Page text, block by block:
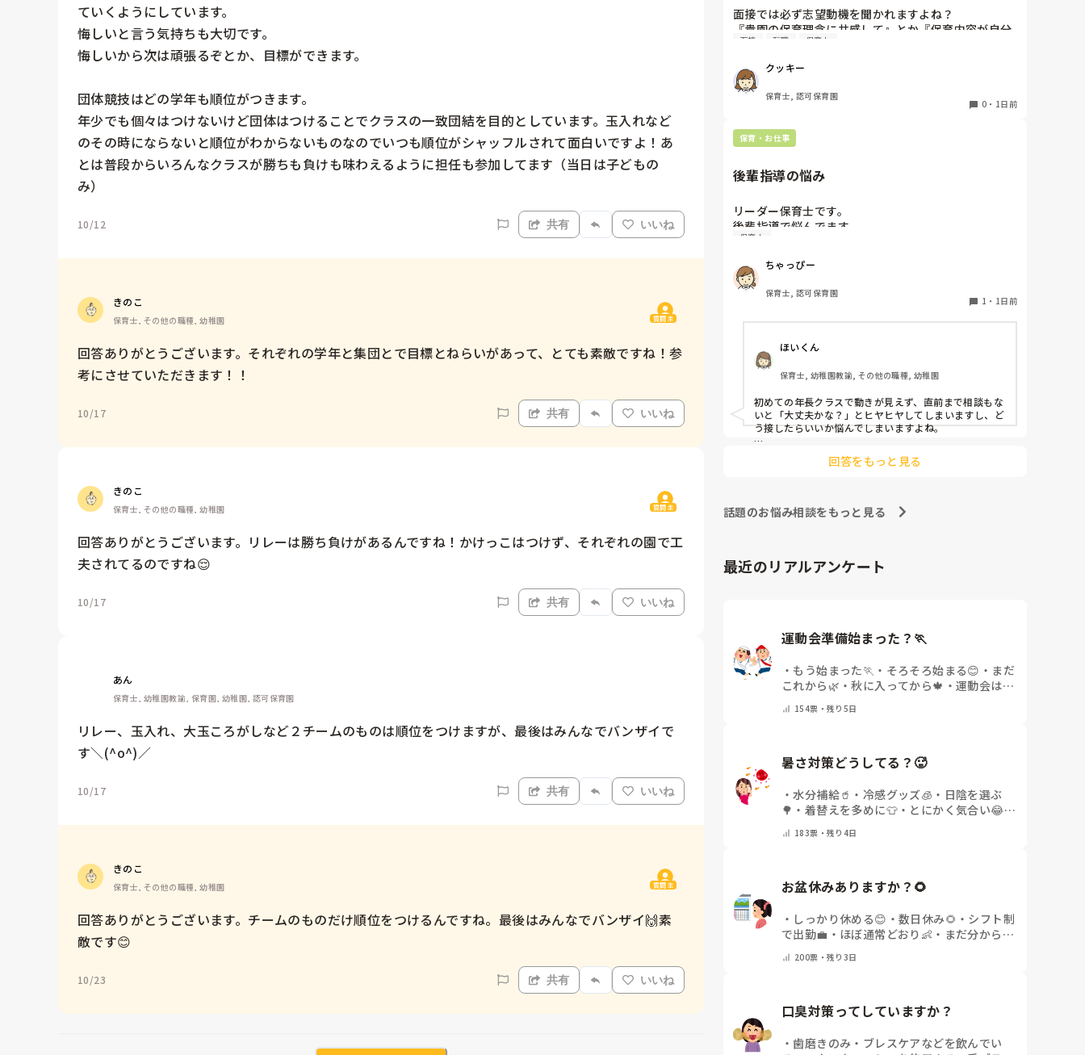
ていくようにしています。
悔しいと言う気持ちも大切です。
悔しいから次は頑張るぞとか、目標ができます。
団体競技はどの学年も順位がつきます。
年少でも個々はつけないけど団体はつけることでクラスの一致団結を目的としています。玉入れなど
のその時にならないと順位がわからないものなのでいつも順位がシャッフルされて面白いですよ！あ
とは普段からいろんなクラスが勝ちも負けも味わえるように担任も参加してます（当日は子どもの
み）
10/12 共有 いいね
きのこ
保育士, その他の職種, 幼稚園 質問主
回答ありがとうございます。それぞれの学年と集団とで目標とねらいがあって、とても素敵ですね！参
考にさせていただきます！！
10/17 共有 いいね
きのこ
保育士, その他の職種, 幼稚園 質問主
回答ありがとうございます。リレーは勝ち負けがあるんですね！かけっこはつけず、それぞれの園で工
夫されてるのですね😌
10/17 共有 いいね
あん
保育士, 幼稚園教諭, 保育園, 幼稚園, 認可保育園
リレー、玉入れ、大玉ころがしなど２チームのものは順位をつけますが、最後はみんなでバンザイで
す＼(^o^)／
10/17 共有 いいね
きのこ
保育士, その他の職種, 幼稚園 質問主
回答ありがとうございます。チームのものだけ順位をつけるんですね。最後はみんなでバンザイ🙌素
敵です😊
10/23 共有 いいね
面接では必ず志望動機を聞かれますよね？
『貴園の保育理念に共感して』とか『保育内容が自分
に合ってると思いました』等々が多いかと思います
私自身、園の雰囲気とか園の規模、保育内容は勘案し
ますが正直なところ、家から通いやすいか、給与はど
うか…というところに重きを置いています
皆さんは、志望動機をどのように答えていますか？ま
た、本音はどうですか？
面接 転職 保育士
クッキー
保育士, 認可保育園
0 ・ 1日前
保育・お仕事
後輩指導の悩み
リーダー保育士です。
後輩指導で悩んでます。
初めて年長を持つ後輩がいますが
聞かないで様子見てると直前になるまで何もアクショ
ンがなかったり
他の職員に聞いてる様子もなくて
もう何考えてるんだかさっぱりです。
よほど自分に聞きづらいのか、聞く必要性さえ感じな
いのか、もうよくわからないです。
対応にも悩みます。
保育士
ちゃっぴー
保育士, 認可保育園
1 ・ 1日前
ほいくん
保育士, 幼稚園教諭, その他の職種, 幼稚園
初めての年長クラスで動きが見えず、直前まで相談もな
いと「大丈夫かな？」とヒヤヒヤしてしまいますし、ど
う接したらいいか悩んでしまいますよね。
後輩側は「何が分からないかも分からない状態」だった
り、「こんなこと聞いたら迷惑かな」と抱え込んでいる
待つスタイルから一歩踏み出して、リーダー側から「〇
〇の件、どこまで進んだ？」「困ってることない？」と
「毎日夕方に5分だけ進捗確認の時間を取る」などルー
回答をもっと見る
話題のお悩み相談をもっと見る
最近のリアルアンケート
運動会準備始まった？🏃
・ もう始まった🏃 ・ そろそろ始まる😊 ・ まだ
これから🌿 ・秋に入ってから🍁 ・ 運動会はな
ください)
154票・残り5日
暑さ対策どうしてる？🥵
・水分補給🥤 ・ 冷感グッズ🧊 ・ 日陰を選ぶ
🌳 ・ 着替えを多めに👕・ とにかく気合い😂・
183票・残り4日
お盆休みありますか？🌻
・ しっかり休める😊 ・ 数日休み🌻 ・ シフト制
で出勤💼 ・ ほぼ通常どおり👶 ・ まだ分からな
200票・残り3日
口臭対策ってしていますか？
・歯磨きのみ ・ ブレスケアなどを飲んでい